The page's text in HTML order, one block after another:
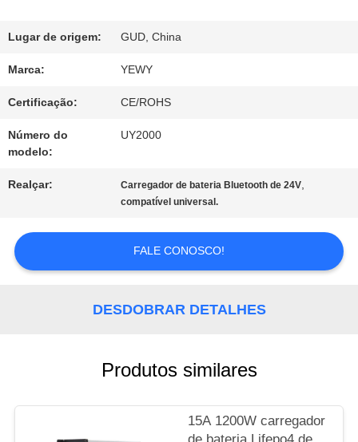
FÁBRICA
DA
QUALIDADE
NOS
NOTÍCIA
Lugar de origem: GUD, China
Marca: YEWY
Certificação: CE/ROHS
Número do
modelo:
UY2000
Realçar: Carregador de bateria Bluetooth de 24V,
compatível universal.
FALE CONOSCO!
DESDOBRAR DETALHES
Produtos similares
15A 1200W carregador